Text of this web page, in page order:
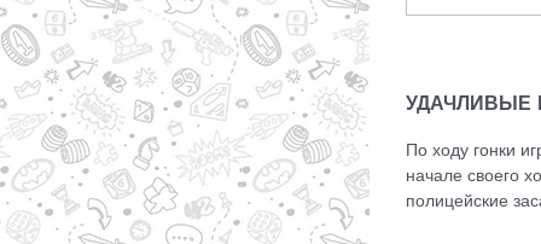
УДАЧЛИВЫЕ
По ходу гонки
начале своего
полицейские